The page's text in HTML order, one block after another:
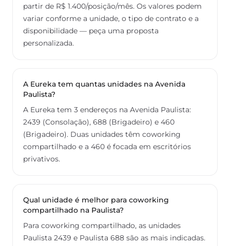
partir de R$ 1.400/posição/mês. Os valores podem
variar conforme a unidade, o tipo de contrato e a
disponibilidade — peça uma proposta
personalizada.
A Eureka tem quantas unidades na Avenida
Paulista?
A Eureka tem 3 endereços na Avenida Paulista:
2439 (Consolação), 688 (Brigadeiro) e 460
(Brigadeiro). Duas unidades têm coworking
compartilhado e a 460 é focada em escritórios
privativos.
Qual unidade é melhor para coworking
compartilhado na Paulista?
Para coworking compartilhado, as unidades
Paulista 2439 e Paulista 688 são as mais indicadas.